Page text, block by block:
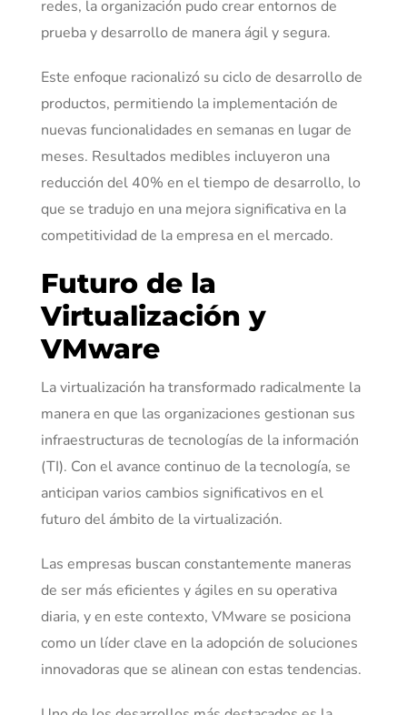
redes, la organización pudo crear entornos de
prueba y desarrollo de manera ágil y segura.
Este enfoque racionalizó su ciclo de desarrollo de
productos, permitiendo la implementación de
nuevas funcionalidades en semanas en lugar de
meses. Resultados medibles incluyeron una
reducción del 40% en el tiempo de desarrollo, lo
que se tradujo en una mejora significativa en la
competitividad de la empresa en el mercado.
Futuro de la
Virtualización y
VMware
La virtualización ha transformado radicalmente la
manera en que las organizaciones gestionan sus
infraestructuras de tecnologías de la información
(TI). Con el avance continuo de la tecnología, se
anticipan varios cambios significativos en el
futuro del ámbito de la virtualización.
Las empresas buscan constantemente maneras
de ser más eficientes y ágiles en su operativa
diaria, y en este contexto, VMware se posiciona
como un líder clave en la adopción de soluciones
innovadoras que se alinean con estas tendencias.